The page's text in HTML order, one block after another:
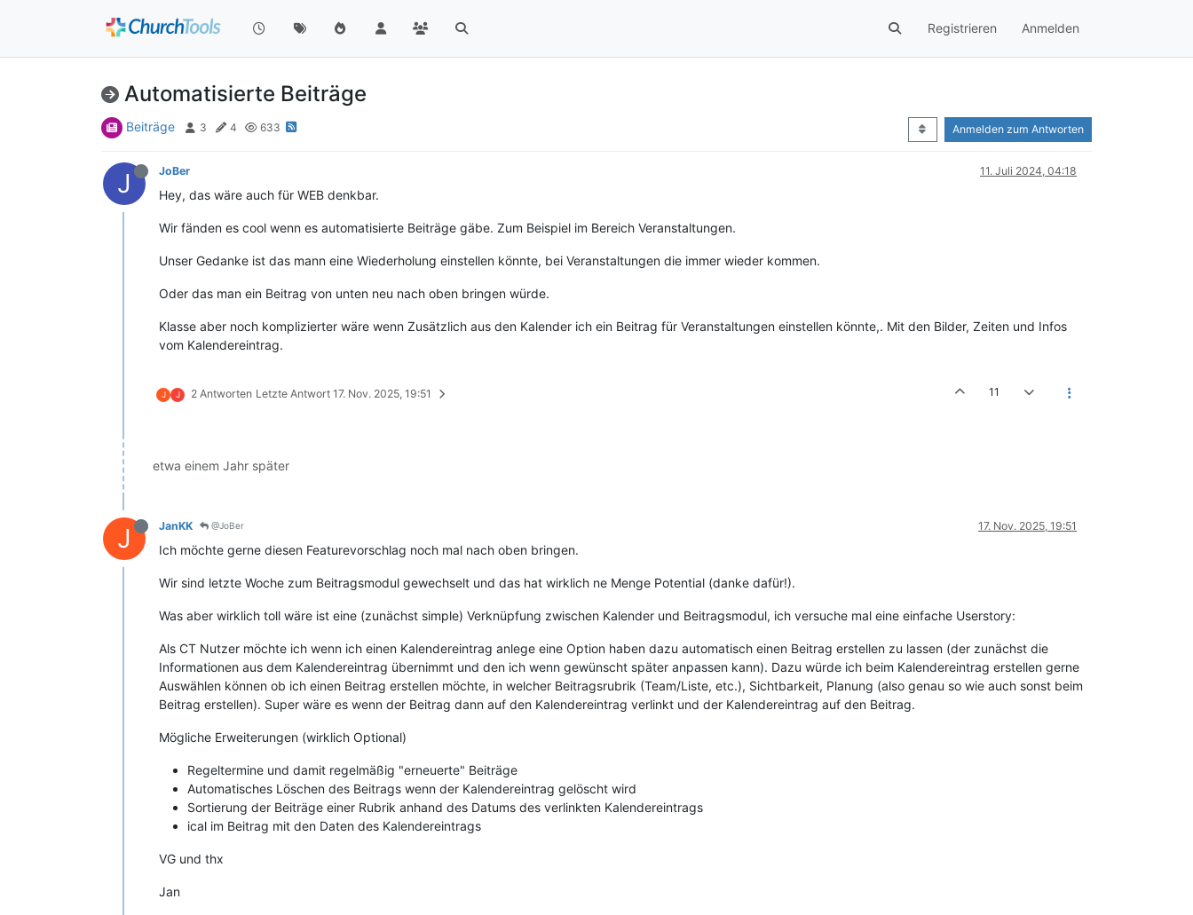
Registrieren Anmelden
Automatisierte Beiträge
Beiträge 3 4 633 Anmelden zum Antworten
J JoBer 11. Juli 2024, 04:18
Hey, das wäre auch für WEB denkbar.
Wir fänden es cool wenn es automatisierte Beiträge gäbe. Zum Beispiel im Bereich Veranstaltungen.
Unser Gedanke ist das mann eine Wiederholung einstellen könnte, bei Veranstaltungen die immer wieder kommen.
Oder das man ein Beitrag von unten neu nach oben bringen würde.
Klasse aber noch komplizierter wäre wenn Zusätzlich aus den Kalender ich ein Beitrag für Veranstaltungen einstellen könnte,. Mit den Bilder, Zeiten und Infos
vom Kalendereintrag.
J J 2 Antworten Letzte Antwort 17. Nov. 2025, 19:51 11
etwa einem Jahr später
J JanKK @JoBer 17. Nov. 2025, 19:51
Ich möchte gerne diesen Featurevorschlag noch mal nach oben bringen.
Wir sind letzte Woche zum Beitragsmodul gewechselt und das hat wirklich ne Menge Potential (danke dafür!).
Was aber wirklich toll wäre ist eine (zunächst simple) Verknüpfung zwischen Kalender und Beitragsmodul, ich versuche mal eine einfache Userstory:
Als CT Nutzer möchte ich wenn ich einen Kalendereintrag anlege eine Option haben dazu automatisch einen Beitrag erstellen zu lassen (der zunächst die
Informationen aus dem Kalendereintrag übernimmt und den ich wenn gewünscht später anpassen kann). Dazu würde ich beim Kalendereintrag erstellen gerne
Auswählen können ob ich einen Beitrag erstellen möchte, in welcher Beitragsrubrik (Team/Liste, etc.), Sichtbarkeit, Planung (also genau so wie auch sonst beim
Beitrag erstellen). Super wäre es wenn der Beitrag dann auf den Kalendereintrag verlinkt und der Kalendereintrag auf den Beitrag.
Mögliche Erweiterungen (wirklich Optional)
Regeltermine und damit regelmäßig "erneuerte" Beiträge
Automatisches Löschen des Beitrags wenn der Kalendereintrag gelöscht wird
Sortierung der Beiträge einer Rubrik anhand des Datums des verlinkten Kalendereintrags
ical im Beitrag mit den Daten des Kalendereintrags
VG und thx
Jan